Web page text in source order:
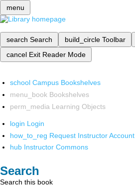
menu
search Search build_circle Toolbar
cancel Exit Reader Mode
school Campus Bookshelves
menu_book Bookshelves
perm_media Learning Objects
login Login
how_to_reg Request Instructor Account
hub Instructor Commons
Search
Search this book